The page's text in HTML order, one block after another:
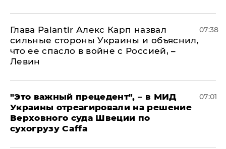
Глава Palantir Алекс Карп назвал
сильные стороны Украины и объяснил,
что ее спасло в войне с Россией, –
Левин
07:38
"Это важный прецедент", – в МИД
Украины отреагировали на решение
Верховного суда Швеции по
сухогрузу Caffa
07:01